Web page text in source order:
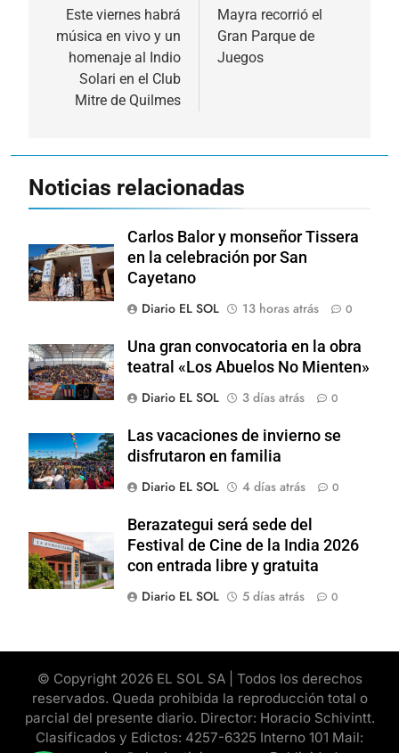
de
entradas
Este viernes habrá
música en vivo y un
homenaje al Indio
Solari en el Club
Mitre de Quilmes
Mayra recorrió el
Gran Parque de
Juegos
Noticias relacionadas
Carlos Balor y monseñor Tissera
en la celebración por San
Cayetano
Diario EL SOL
13 horas atrás 0
Una gran convocatoria en la obra
teatral «Los Abuelos No Mienten»
Diario EL SOL
3 días atrás 0
Las vacaciones de invierno se
disfrutaron en familia
Diario EL SOL
4 días atrás 0
Berazategui será sede del
Festival de Cine de la India 2026
con entrada libre y gratuita
Diario EL SOL
5 días atrás 0
© Copyright 2026 EL SOL SA | Todos los derechos
reservados. Queda prohibida la reproducción total o
parcial del presente diario. Director: Horacio Schivintt.
Clasificados y Edictos: 4257-6325 Interno 101 Mail: